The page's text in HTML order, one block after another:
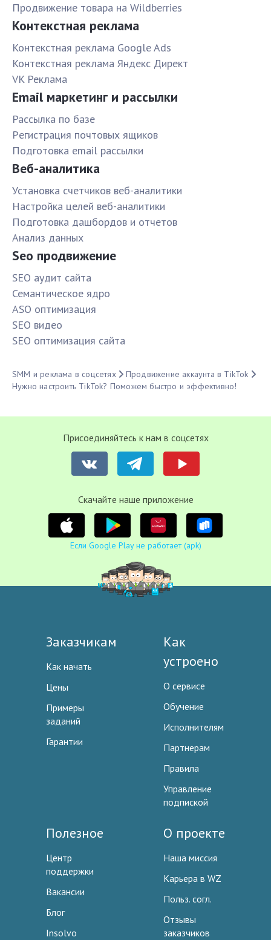
Продвижение товара на Wildberries
Контекстная реклама
Контекстная реклама Google Ads
Контекстная реклама Яндекс Директ
VK Реклама
Email маркетинг и рассылки
Рассылка по базе
Pегистрация почтовых ящиков
Подготовка email рассылки
Веб-аналитика
Установка счетчиков веб-аналитики
Настройка целей веб-аналитики
Подготовка дашбордов и отчетов
Анализ данных
Seo продвижение
SЕО аудит сайта
Семантическое ядро
ASO оптимизация
SЕО видео
SЕО оптимизация сайта
SMM и реклама в соцсетях
Продвижение аккаунта в TikTok
Нужно настроить TikTok? Поможем быстро и эффективно!
Присоединяйтесь к нам в соцсетях
Cкачайте наше приложение
Если Google Play не работает (apk)
Заказчикам
Как начать
Цены
Примеры
заданий
Гарантии
Как
устроено
О сервисе
Обучение
Исполнителям
Партнерам
Правила
Управление
подпиской
Полезное
Центр
поддержки
Вакансии
Блог
Insolvo
О проекте
Наша миссия
Карьера в WZ
Польз. согл.
Отзывы
заказчиков